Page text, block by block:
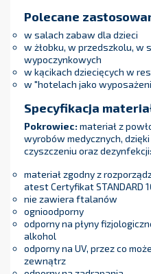
Polecane
w salach zabaw dla dzieci
w żłobku, w przedszkolu, w
wypoczynkowych
w kącikach dziecięcych w
w "hotelach jako
Specyfikacja
Pokrowiec:materiał z
wyrobów medycznych,
czyszczeniu oraz dezynfekcji:
materiał zgodny z
atest Certyfikat STANDARD
nie zawiera ftalanów
ognioodporny
odporny na płyny
alkohol
odporny na UV, przez co
zewnątrz